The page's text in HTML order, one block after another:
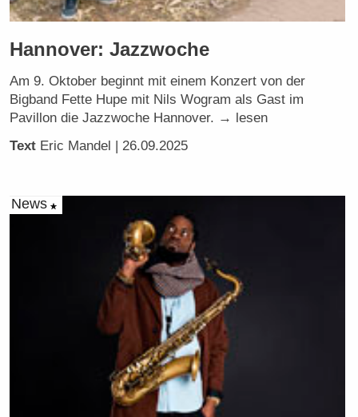
Hannover: Jazzwoche
Am 9. Oktober beginnt mit einem Konzert von der
Bigband Fette Hupe mit Nils Wogram als Gast im
Pavillon die Jazzwoche Hannover. → lesen
Text Eric Mandel | 26.09.2025
News